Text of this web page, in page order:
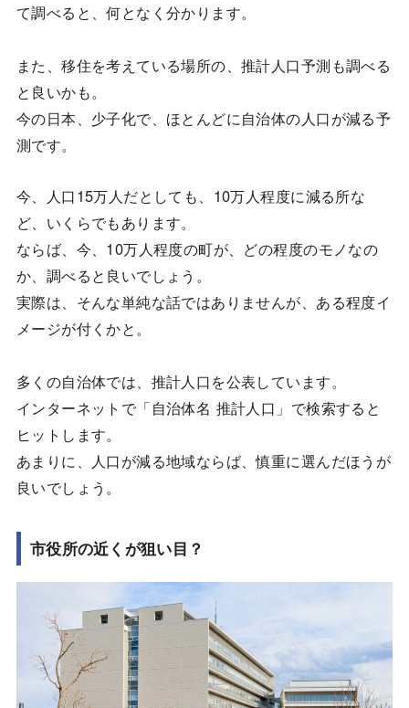
て調べると、何となく分かります。
また、移住を考えている場所の、推計人口予測も調べる
と良いかも。
今の日本、少子化で、ほとんどに自治体の人口が減る予
測です。
今、人口15万人だとしても、10万人程度に減る所な
ど、いくらでもあります。
ならば、今、10万人程度の町が、どの程度のモノなの
か、調べると良いでしょう。
実際は、そんな単純な話ではありませんが、ある程度イ
メージが付くかと。
多くの自治体では、推計人口を公表しています。
インターネットで「自治体名 推計人口」で検索すると
ヒットします。
あまりに、人口が減る地域ならば、慎重に選んだほうが
良いでしょう。
市役所の近くが狙い目？